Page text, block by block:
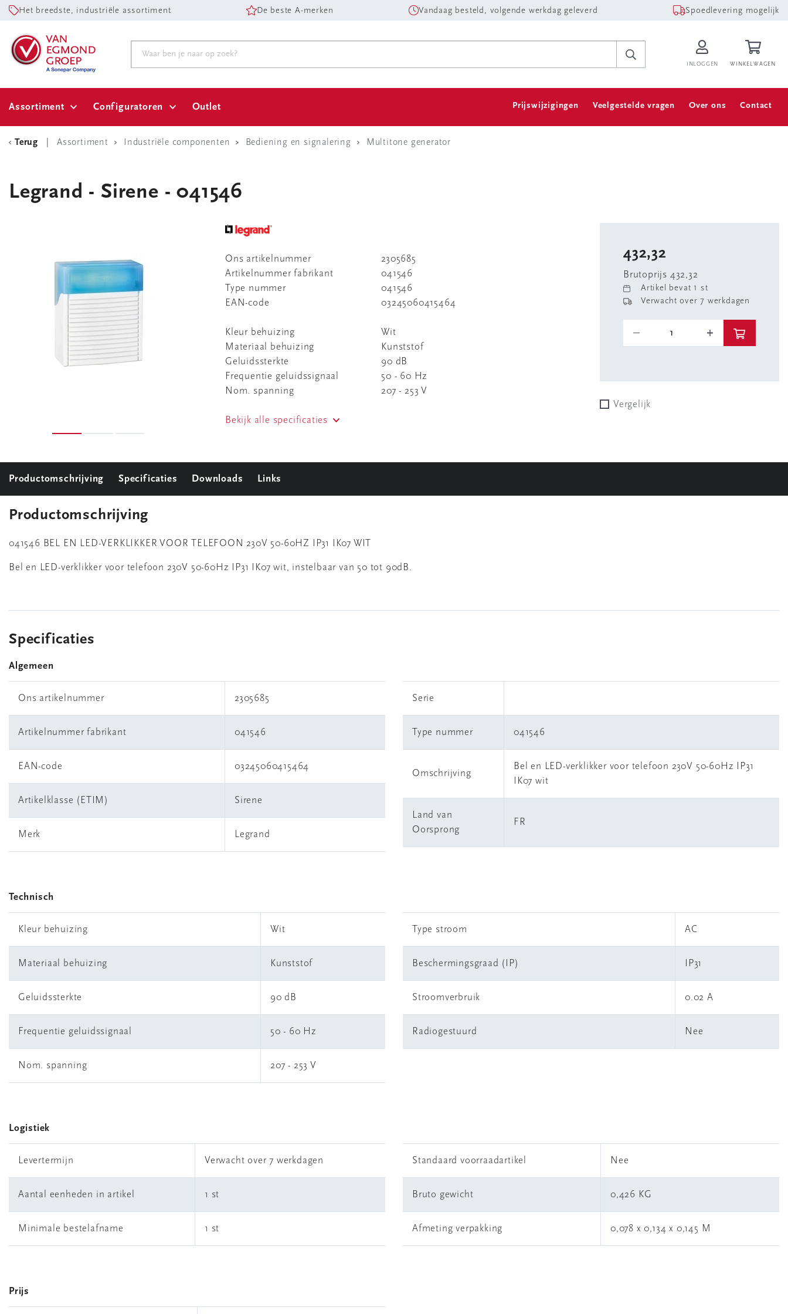
Het breedste, industriële assortiment De beste A-merken Vandaag besteld, volgende werkdag geleverd Spoedlevering mogelijk
INLOGGEN WINKELWAGEN
Assortiment Configuratoren Outlet Prijswijzigingen Veelgestelde vragen Over ons Contact
Terug Assortiment Industriële componenten Bediening en signalering Multitone generator
Legrand - Sirene - 041546
Ons artikelnummer
2305685
Artikelnummer fabrikant
041546
Type nummer
041546
EAN-code
03245060415464
Kleur behuizing
Wit
Materiaal behuizing
Kunststof
Geluidssterkte
90 dB
Frequentie geluidssignaal
50 - 60 Hz
Nom. spanning
207 - 253 V
Bekijk alle specificaties
432,32
Brutoprijs 432,32
Artikel bevat 1 st
Verwacht over 7 werkdagen
Vergelijk
Productomschrijving Specificaties Downloads Links
Productomschrijving
041546 BEL EN LED-VERKLIKKER VOOR TELEFOON 230V 50-60HZ IP31 IK07 WIT
Bel en LED-verklikker voor telefoon 230V 50-60Hz IP31 IK07 wit, instelbaar van 50 tot 90dB.
Specificaties
Algemeen
Ons artikelnummer 2305685
Artikelnummer fabrikant 041546
EAN-code 03245060415464
Artikelklasse (ETIM) Sirene
Merk Legrand
Serie
Type nummer 041546
Omschrijving
Bel en LED-verklikker voor telefoon 230V 50-60Hz IP31
IK07 wit
Land van
Oorsprong
FR
Technisch
Kleur behuizing Wit
Materiaal behuizing Kunststof
Geluidssterkte 90 dB
Frequentie geluidssignaal 50 - 60 Hz
Nom. spanning 207 - 253 V
Type stroom AC
Beschermingsgraad (IP) IP31
Stroomverbruik 0.02 A
Radiogestuurd Nee
Logistiek
Levertermijn Verwacht over 7 werkdagen
Aantal eenheden in artikel 1 st
Minimale bestelafname 1 st
Standaard voorraadartikel Nee
Bruto gewicht 0,426 KG
Afmeting verpakking 0,078 x 0,134 x 0,145 M
Prijs